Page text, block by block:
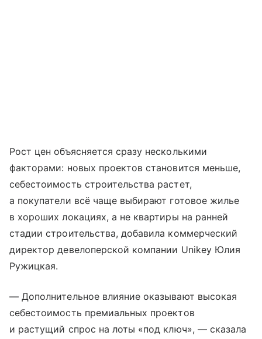
Рост цен объясняется сразу несколькими
факторами: новых проектов становится меньше,
себестоимость строительства растет,
а покупатели всё чаще выбирают готовое жилье
в хороших локациях, а не квартиры на ранней
стадии строительства, добавила коммерческий
директор девелоперской компании Unikey Юлия
Ружицкая.
— Дополнительное влияние оказывают высокая
себестоимость премиальных проектов
и растущий спрос на лоты «под ключ», — сказала